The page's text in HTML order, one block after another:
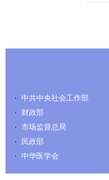
中共中央社会工作部
财政部
市场监督总局
民政部
中华医学会